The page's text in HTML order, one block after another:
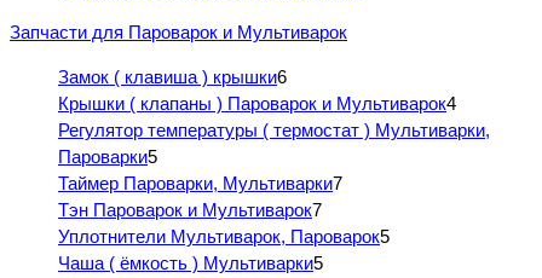
Запчасти для Пароварок и Мультиварок
Замок ( клавиша ) крышки6
Крышки ( клапаны ) Пароварок и Мультиварок4
Регулятор температуры ( термостат ) Мультиварки,
Пароварки5
Таймер Пароварки, Мультиварки7
Тэн Пароварок и Мультиварок7
Уплотнители Мультиварок, Пароварок5
Чаша ( ёмкость ) Мультиварки5